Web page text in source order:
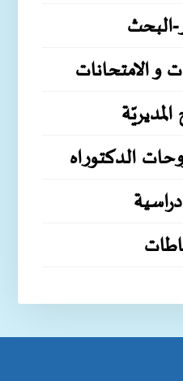
البحث
و الامتحانات
الدكتوراه